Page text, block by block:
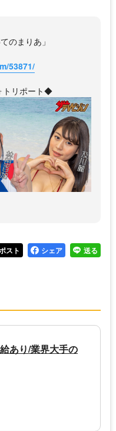
のまりあ」
53871/
トリポート◆
スト シェア 送る
あり/業界大手の